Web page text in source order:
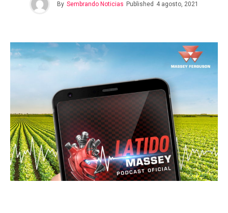
By Sembrando Noticias Published 4 agosto, 2021